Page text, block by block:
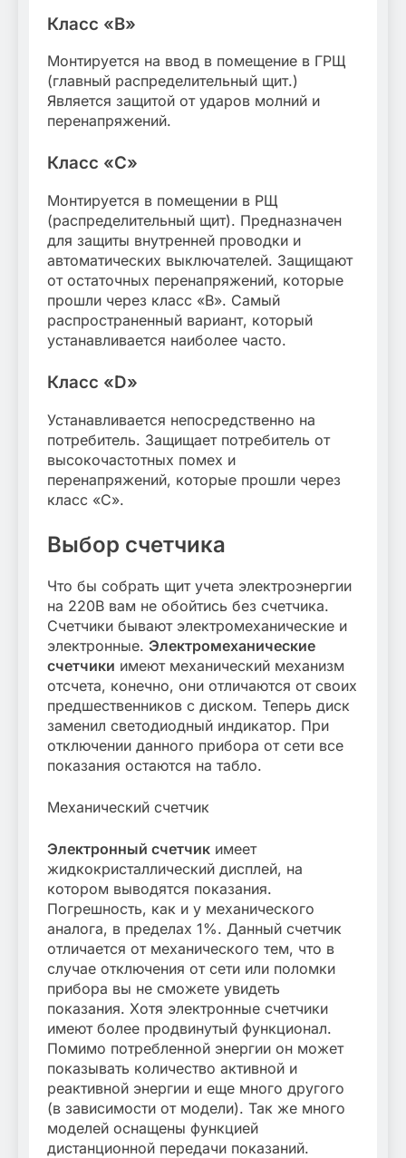
Класс «B»
Монтируется на ввод в помещение в ГРЩ
(главный распределительный щит.)
Является защитой от ударов молний и
перенапряжений.
Класс «С»
Монтируется в помещении в РЩ
(распределительный щит). Предназначен
для защиты внутренней проводки и
автоматических выключателей. Защищают
от остаточных перенапряжений, которые
прошли через класс «В». Самый
распространенный вариант, который
устанавливается наиболее часто.
Класс «D»
Устанавливается непосредственно на
потребитель. Защищает потребитель от
высокочастотных помех и
перенапряжений, которые прошли через
класс «С».
Выбор счетчика
Что бы собрать щит учета электроэнергии
на 220В вам не обойтись без счетчика.
Счетчики бывают электромеханические и
электронные. Электромеханические
счетчики имеют механический механизм
отсчета, конечно, они отличаются от своих
предшественников с диском. Теперь диск
заменил светодиодный индикатор. При
отключении данного прибора от сети все
показания остаются на табло.
Механический счетчик
Электронный счетчик имеет
жидкокристаллический дисплей, на
котором выводятся показания.
Погрешность, как и у механического
аналога, в пределах 1%. Данный счетчик
отличается от механического тем, что в
случае отключения от сети или поломки
прибора вы не сможете увидеть
показания. Хотя электронные счетчики
имеют более продвинутый функционал.
Помимо потребленной энергии он может
показывать количество активной и
реактивной энергии и еще много другого
(в зависимости от модели). Так же много
моделей оснащены функцией
дистанционной передачи показаний.